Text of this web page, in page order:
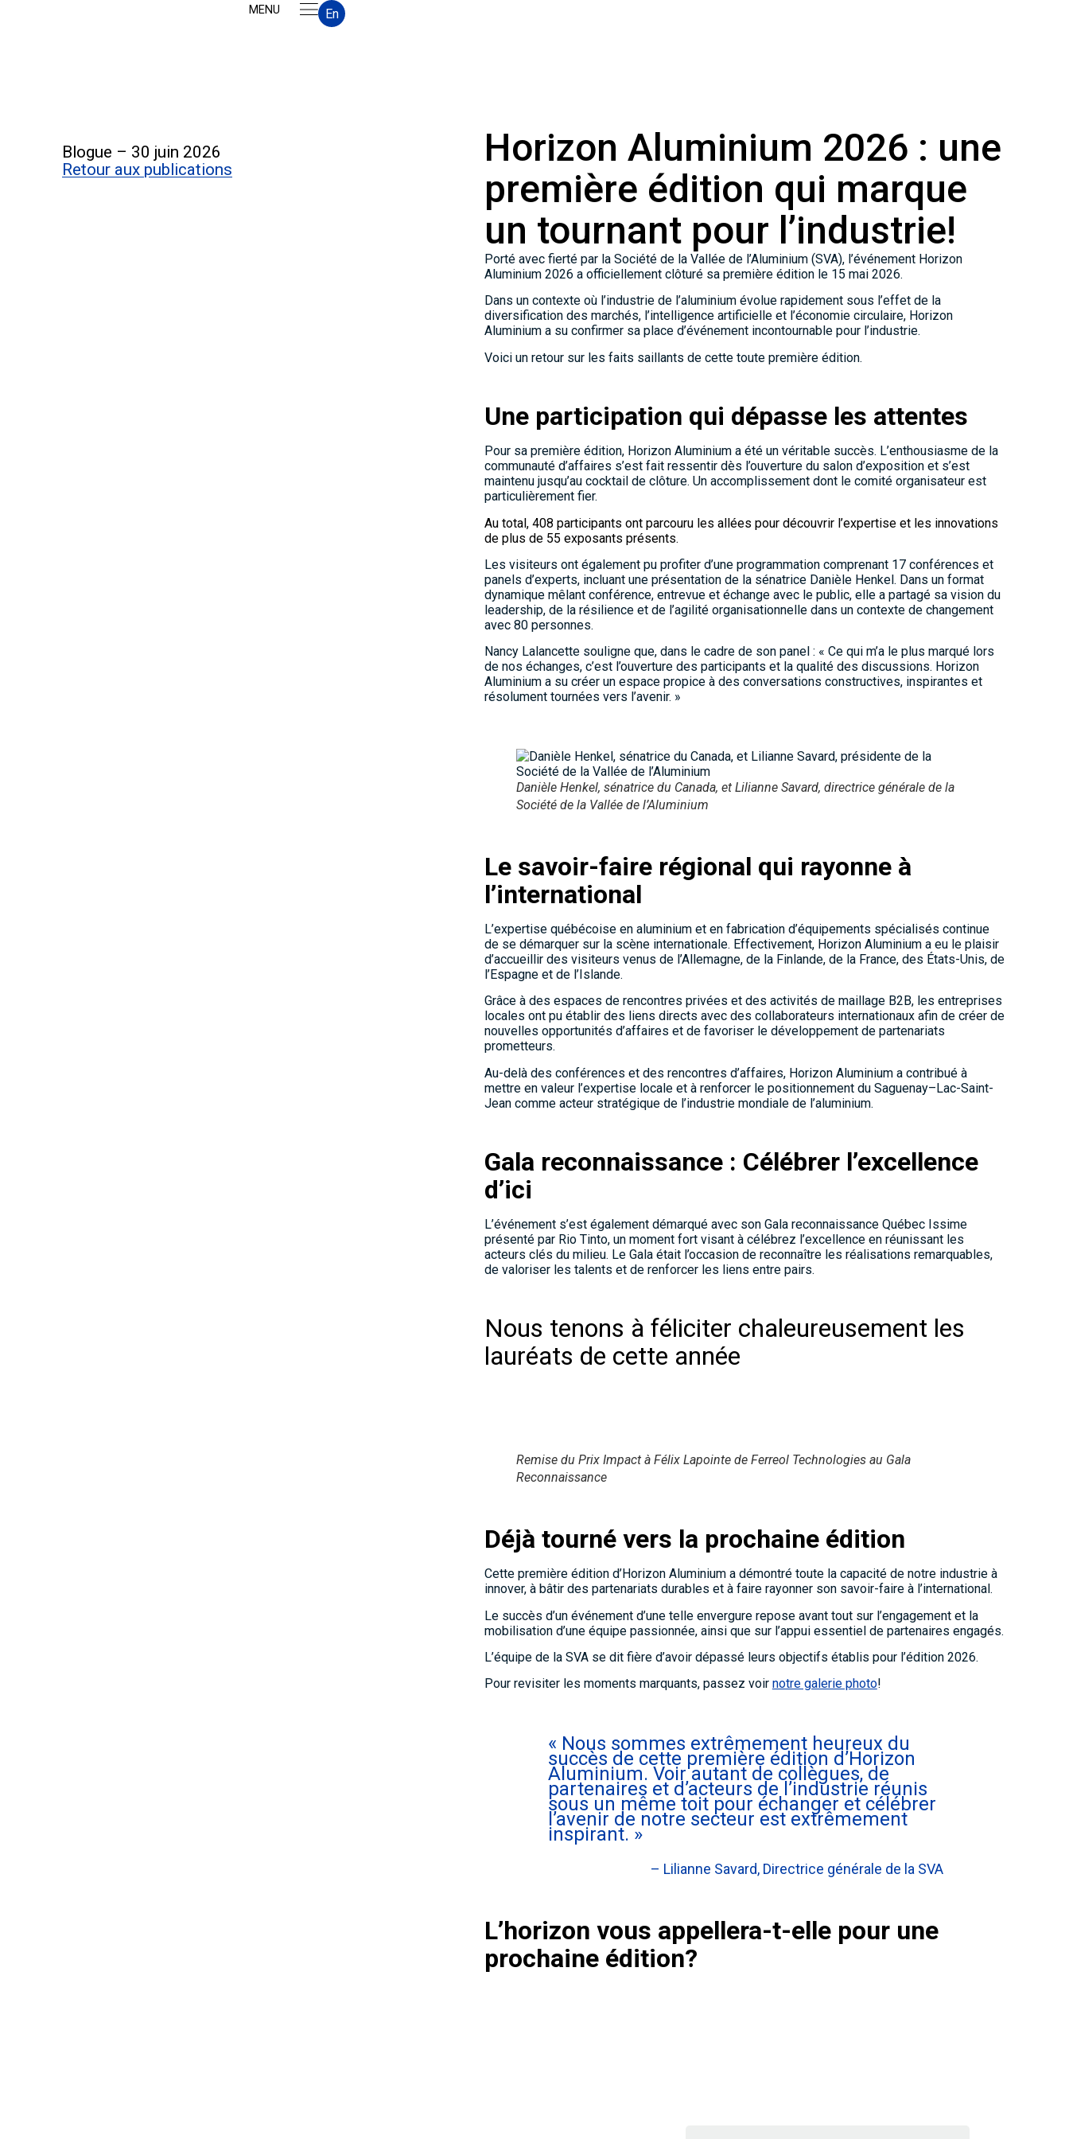
MENU En
Blogue – 30 juin 2026
Retour aux publications
Horizon Aluminium 2026 : une
première édition qui marque
un tournant pour l’industrie!
Porté avec fierté par la Société de la Vallée de l’Aluminium (SVA), l’événement Horizon
Aluminium 2026 a officiellement clôturé sa première édition le 15 mai 2026.
Dans un contexte où l’industrie de l’aluminium évolue rapidement sous l’effet de la
diversification des marchés, l’intelligence artificielle et l’économie circulaire, Horizon
Aluminium a su confirmer sa place d’événement incontournable pour l’industrie.
Voici un retour sur les faits saillants de cette toute première édition.
Une participation qui dépasse les attentes
Pour sa première édition, Horizon Aluminium a été un véritable succès. L’enthousiasme de la
communauté d’affaires s’est fait ressentir dès l’ouverture du salon d’exposition et s’est
maintenu jusqu’au cocktail de clôture. Un accomplissement dont le comité organisateur est
particulièrement fier.
Au total, 408 participants ont parcouru les allées pour découvrir l’expertise et les innovations
de plus de 55 exposants présents.
Les visiteurs ont également pu profiter d’une programmation comprenant 17 conférences et
panels d’experts, incluant une présentation de la sénatrice Danièle Henkel. Dans un format
dynamique mêlant conférence, entrevue et échange avec le public, elle a partagé sa vision du
leadership, de la résilience et de l’agilité organisationnelle dans un contexte de changement
avec 80 personnes.
Nancy Lalancette souligne que, dans le cadre de son panel : « Ce qui m’a le plus marqué lors
de nos échanges, c’est l’ouverture des participants et la qualité des discussions. Horizon
Aluminium a su créer un espace propice à des conversations constructives, inspirantes et
résolument tournées vers l’avenir. »
Danièle Henkel, sénatrice du Canada, et Lilianne Savard, directrice générale de la
Société de la Vallée de l’Aluminium
Le savoir-faire régional qui rayonne à
l’international
L’expertise québécoise en aluminium et en fabrication d’équipements spécialisés continue
de se démarquer sur la scène internationale. Effectivement, Horizon Aluminium a eu le plaisir
d’accueillir des visiteurs venus de l’Allemagne, de la Finlande, de la France, des États-Unis, de
l’Espagne et de l’Islande.
Grâce à des espaces de rencontres privées et des activités de maillage B2B, les entreprises
locales ont pu établir des liens directs avec des collaborateurs internationaux afin de créer de
nouvelles opportunités d’affaires et de favoriser le développement de partenariats
prometteurs.
Au-delà des conférences et des rencontres d’affaires, Horizon Aluminium a contribué à
mettre en valeur l’expertise locale et à renforcer le positionnement du Saguenay–Lac-Saint-
Jean comme acteur stratégique de l’industrie mondiale de l’aluminium.
Gala reconnaissance : Célébrer l’excellence
d’ici
L’événement s’est également démarqué avec son Gala reconnaissance Québec Issime
présenté par Rio Tinto, un moment fort visant à célébrez l’excellence en réunissant les
acteurs clés du milieu. Le Gala était l’occasion de reconnaître les réalisations remarquables,
de valoriser les talents et de renforcer les liens entre pairs.
Nous tenons à féliciter chaleureusement les
lauréats de cette année
Remise du Prix Impact à Félix Lapointe de Ferreol Technologies au Gala
Reconnaissance
Déjà tourné vers la prochaine édition
Cette première édition d’Horizon Aluminium a démontré toute la capacité de notre industrie à
innover, à bâtir des partenariats durables et à faire rayonner son savoir-faire à l’international.
Le succès d’un événement d’une telle envergure repose avant tout sur l’engagement et la
mobilisation d’une équipe passionnée, ainsi que sur l’appui essentiel de partenaires engagés.
L’équipe de la SVA se dit fière d’avoir dépassé leurs objectifs établis pour l’édition 2026.
Pour revisiter les moments marquants, passez voir notre galerie photo!
« Nous sommes extrêmement heureux du
succès de cette première édition d’Horizon
Aluminium. Voir autant de collègues, de
partenaires et d’acteurs de l’industrie réunis
sous un même toit pour échanger et célébrer
l’avenir de notre secteur est extrêmement
inspirant. »
– Lilianne Savard, Directrice générale de la SVA
L’horizon vous appellera-t-elle pour une
prochaine édition?